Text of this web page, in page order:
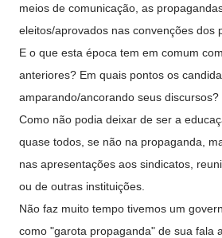
meios de comunicação, as
eleitos/aprovados nas convenções dos
E o que esta época tem em comum
anteriores? Em quais pontos os
amparando/ancorando seus discursos?
Como não podia deixar de ser a
quase todos, se não na propaganda,
nas apresentações aos sindicatos,
ou de outras instituições.
Não faz muito tempo tivemos um
como "garota propaganda" de sua fala